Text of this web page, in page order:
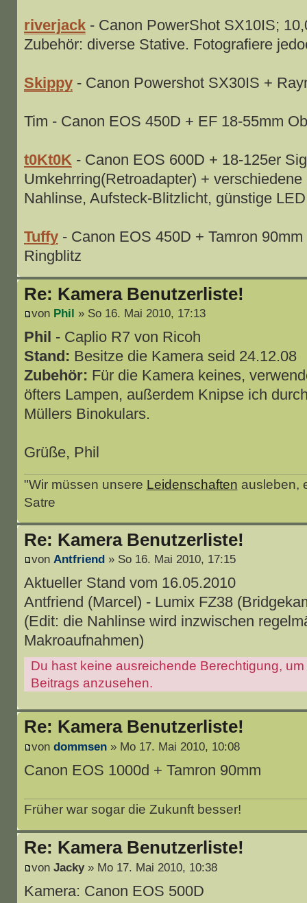
riverjack- Canon PowerShot SX10IS;
Zubehör: diverse Stative. Fotografiere
Skippy- Canon Powershot SX30IS +
Tim - Canon EOS 450D + EF 18-55mm
t0Kt0K - Canon EOS 600D + 18-125er
Umkehrring(Retroadapter) +
Nahlinse, Aufsteck-Blitzlicht, günstige
Tuffy- Canon EOS 450D + Tamron
Ringblitz
Re: Kamera Benutzerliste!
von Phil » So 16. Mai 2010, 17:13
Phil - Caplio R7 von Ricoh
Stand: Besitze die Kamera seid 24.12.08
Zubehör: Für die Kamera keines,
öfters Lampen, außerdem Knipse ich
Müllers Binokulars.
Grüße, Phil
"Wir müssen unsere Leidenschaften ausleben,
Satre
Re: Kamera Benutzerliste!
von Antfriend» So 16. Mai 2010, 17:15
Aktueller Stand vom 16.05.2010
Antfriend (Marcel) - Lumix FZ38
(Edit: die Nahlinse wird inzwischen
Makroaufnahmen)
Du hast keine ausreichende Berechtigung,
Beitrags anzusehen.
Re: Kamera Benutzerliste!
von dommsen» Mo 17. Mai 2010, 10:08
Canon EOS 1000d + Tamron 90mm
Früher war sogar die Zukunft besser!
Re: Kamera Benutzerliste!
von Jacky» Mo 17. Mai 2010, 10:38
Kamera: Canon EOS 500D